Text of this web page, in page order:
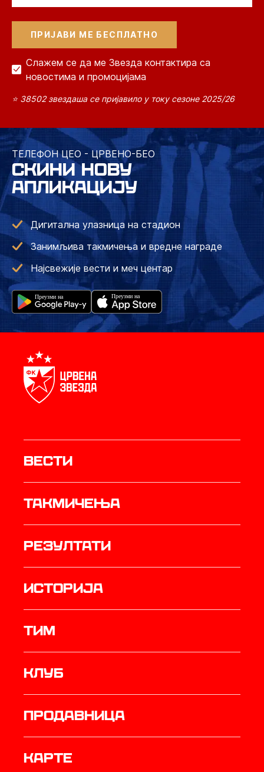
Слажем се да ме Звезда контактира са
новостима и промоцијама
⭐ 38502 звездаша се пријавило у току сезоне 2025/26
ТЕЛЕФОН ЦЕО - ЦРВЕНО-БЕО
СКИНИ НОВУ
АПЛИКАЦИЈУ
Дигитална улазница на стадион
Занимљива такмичења и вредне награде
Најсвежије вести и меч центар
Вести
Такмичења
резултати
историја
ТИМ
Клуб
продавница
Карте